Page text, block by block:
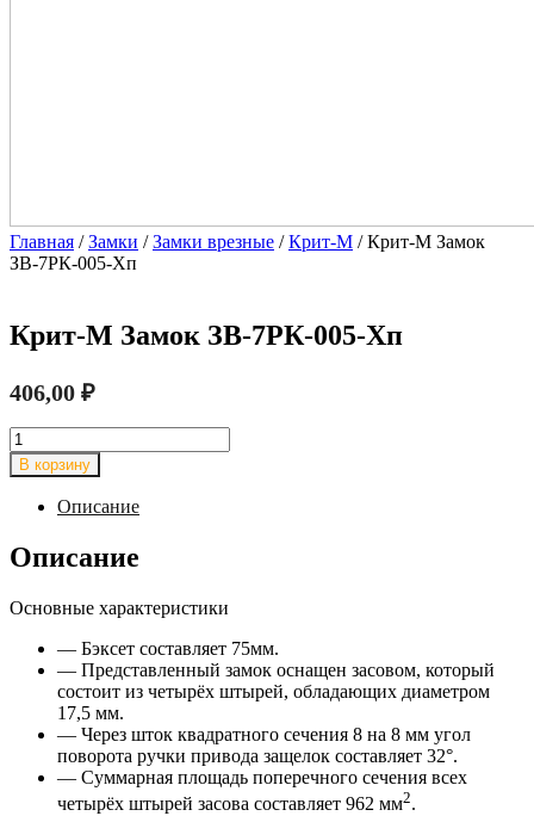
Главная /Замки /Замки врезные /Крит-М / Крит-М Замок
ЗВ-7РК-005-Хп
Крит-М Замок ЗВ-7РК-005-Хп
406,00 ₽
Количество
товара
Крит-
ЗВ-7РК-005-
Хп
В корзину
Описание
Описание
Основные характеристики
— Бэксет составляет 75мм.
— Представленный замок оснащен засовом, который
состоит из четырёх штырей, обладающих диаметром
17,5 мм.
— Через шток квадратного сечения 8 на 8 мм угол
поворота ручки привода защелок составляет 32°.
— Суммарная площадь поперечного сечения всех
четырёх штырей засова составляет 962 мм2.